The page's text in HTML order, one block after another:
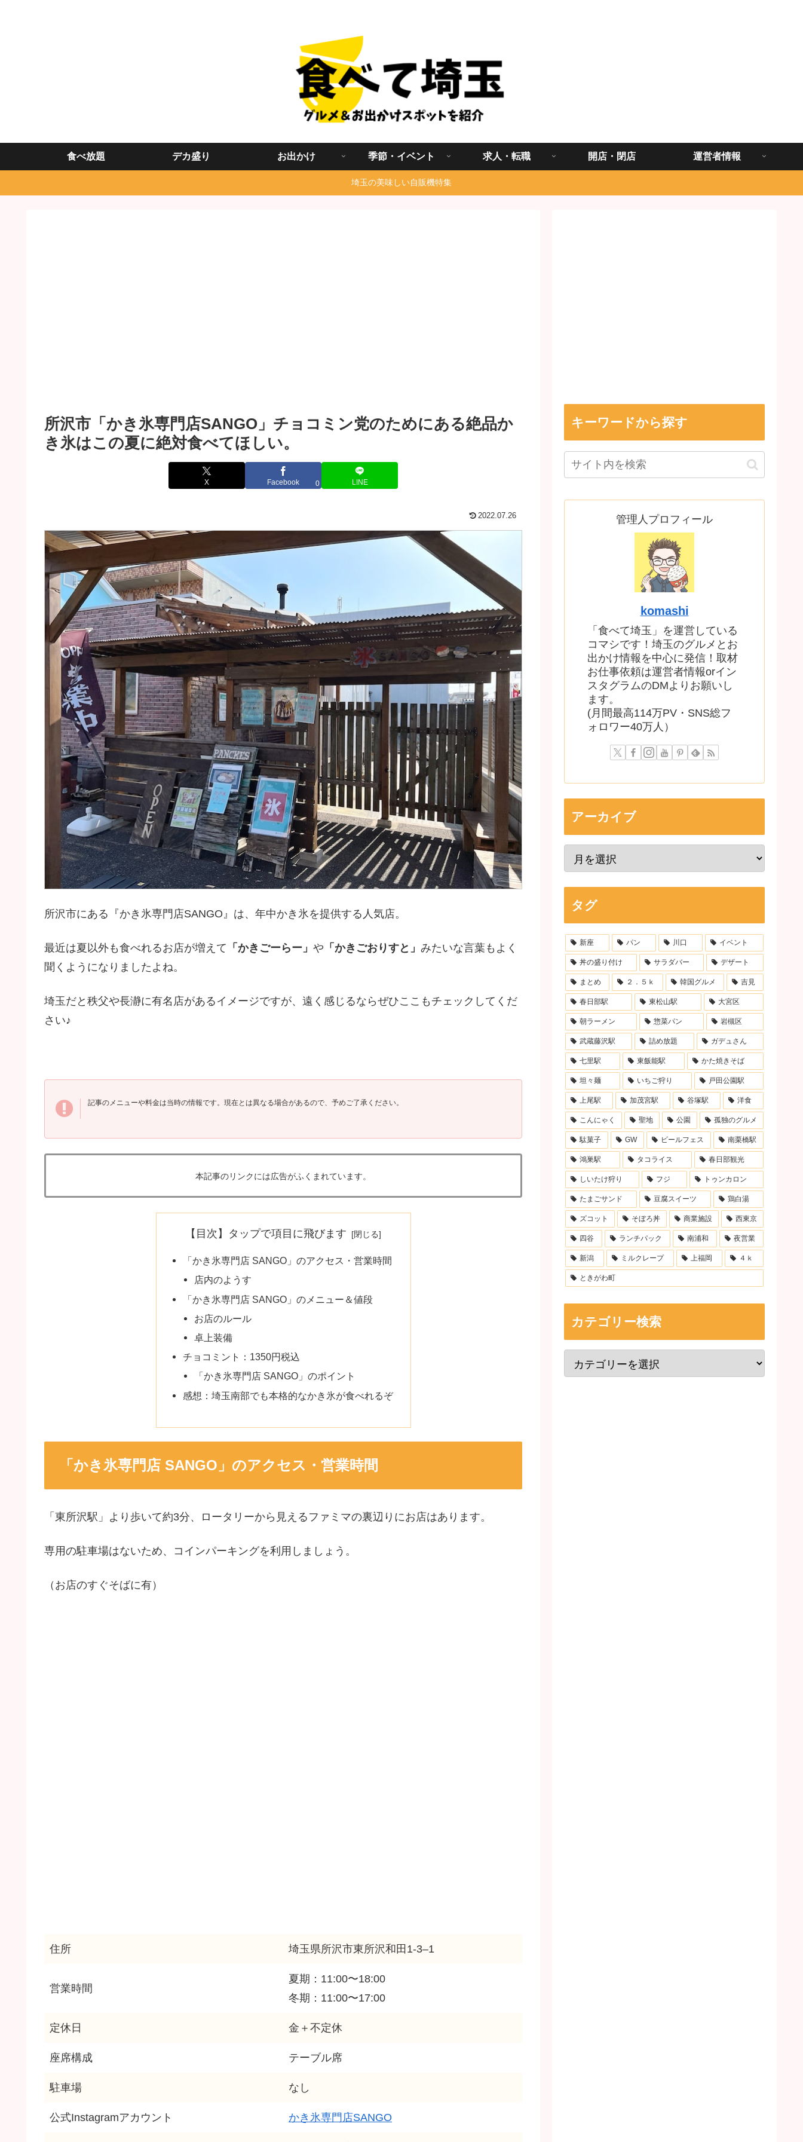
食べ放題 デカ盛り お出かけ 季節・イベント 求人・転職 開店・閉店 運営者情報
埼玉の美味しい自販機特集
所沢市「かき氷専門店SANGO」チョコミン党のためにある絶品か
き氷はこの夏に絶対食べてほしい。
X Facebook 0 LINE
2022.07.26
所沢市にある『かき氷専門店SANGO』は、年中かき氷を提供する人気店。
最近は夏以外も食べれるお店が増えて 「かきごーらー」 や 「かきごおりすと」 みたいな言葉もよく
聞くようになりましたよね。
埼玉だと秩父や長瀞に有名店があるイメージですが、遠く感じるならぜひここもチェックしてくだ
さい♪
記事のメニューや料金は当時の情報です。現在とは異なる場合があるので、予めご了承ください。
本記事のリンクには広告がふくまれています。
【目次】タップで項目に飛びます
「​かき氷専門店 SANGO」のアクセス・営業時間
店内のようす
「​かき氷専門店 SANGO」のメニュー＆値段
お店のルール
卓上装備
チョコミント：1350円税込
「​かき氷専門店 SANGO」のポイント
感想：埼玉南部で​も本格的なかき氷が食べれるぞ
「​かき氷専門店 SANGO」のアクセス・営業時間
「東所沢駅」より歩いて約3分、ロータリーから見えるファミマの裏辺りにお店はあります。
専用の駐車場はないため、コインパーキングを利用しましょう。
（お店のすぐそばに有）
住所 埼玉県所沢市東所沢和田1-3–1
営業時間
​夏期：11:00〜18:00
冬期：11:00〜17:00
定休日 金＋不定休
座席構成 テーブル席
駐車場 なし
公式Instagramアカウント ​かき氷専門店SANGO
キーワードから探す
管理人プロフィール
komashi
「食べて埼玉」を運営している
コマシです！埼玉のグルメとお
出かけ情報を中心に発信！取材
お仕事依頼は運営者情報orイン
スタグラムのDMよりお願いし
ます。
(月間最高114万PV・SNS総フ
ォロワー40万人）
アーカイブ
タグ
新座 パン 川口 イベント
丼の盛り付け サラダバー デザート
まとめ ２．５ｋ 韓国グルメ 吉見
春日部駅 東松山駅 大宮区
朝ラーメン 惣菜パン 岩槻区
武蔵藤沢駅 詰め放題 ガデュさん
七里駅 東飯能駅 かた焼きそば
坦々麺 いちご狩り 戸田公園駅
上尾駅 加茂宮駅 谷塚駅 洋食
こんにゃく 聖地 公園 孤独のグルメ
駄菓子 GW ビールフェス 南栗橋駅
鴻巣駅 タコライス 春日部観光
しいたけ狩り フジ トゥンカロン
たまごサンド 豆腐スイーツ 鶏白湯
ズコット そぼろ丼 商業施設 西東京
四谷 ランチパック 南浦和 夜営業
新潟 ミルクレープ 上福岡 ４ｋ
ときがわ町
カテゴリー検索